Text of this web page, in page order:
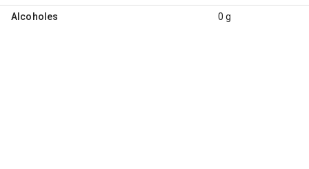
Alcoholes 0 g